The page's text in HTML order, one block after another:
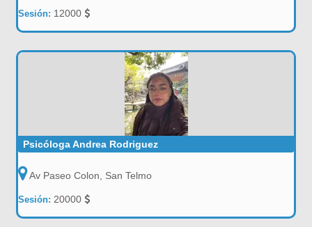
Sesión: 12000
Psicóloga Andrea Rodriguez
Av Paseo Colon, San Telmo
Sesión:20000